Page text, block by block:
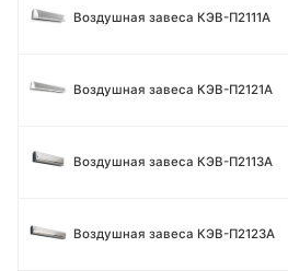
Воздушная завеса КЭВ-П2111A
Воздушная завеса КЭВ-П2121A
Воздушная завеса КЭВ-П2113A
Воздушная завеса КЭВ-П2123A